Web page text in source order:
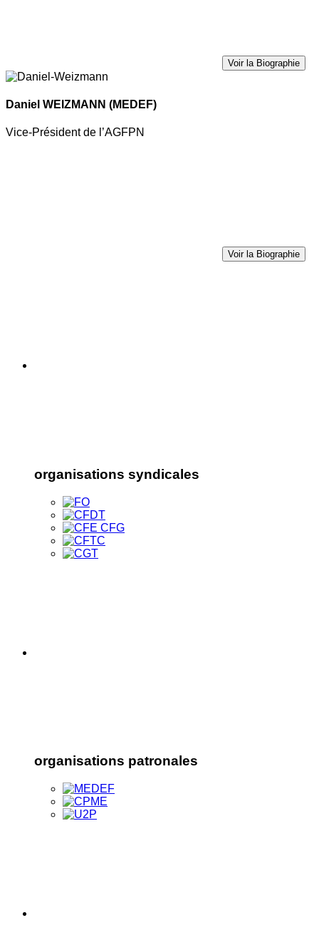
Voir la Biographie
Daniel WEIZMANN (MEDEF)
Vice-Président de l’AGFPN
Voir la Biographie
organisations syndicales
organisations patronales